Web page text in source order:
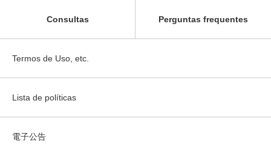
Consultas Perguntas frequentes
Termos de Uso, etc.
Lista de políticas
電子公告